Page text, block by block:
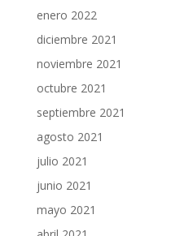
enero 2022
diciembre 2021
noviembre 2021
octubre 2021
septiembre 2021
agosto 2021
julio 2021
junio 2021
mayo 2021